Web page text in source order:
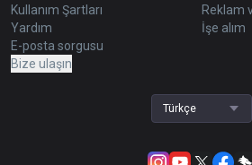
Kullanım Şartları
Yardım
E-posta sorgusu
Bize ulaşın
Reklam
İşe alım
Türkçe